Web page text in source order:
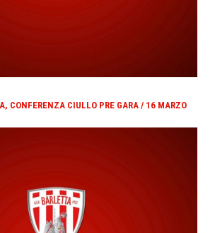
CONFERENZA CIULLO PRE GARA / 16 MARZO